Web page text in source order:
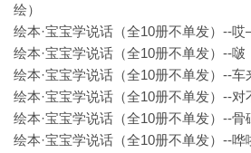
绘）
绘本·宝宝学说话（全10册不单发）--哎
绘本·宝宝学说话（全10册不单发）--啵
绘本·宝宝学说话（全10册不单发）--车
绘本·宝宝学说话（全10册不单发）--对
绘本·宝宝学说话（全10册不单发）--骨
绘本·宝宝学说话（全10册不单发）--哗